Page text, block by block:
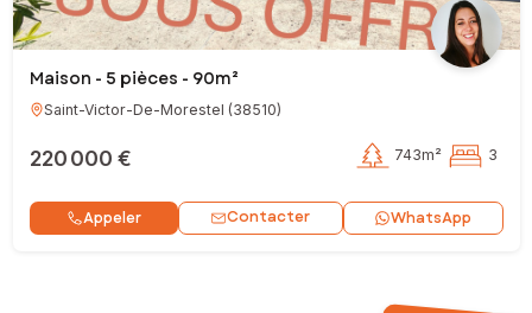
Maison - 5 pièces - 90m²
Saint-Victor-De-Morestel (38510)
220 000 € 743m² 3
Appeler Contacter WhatsApp